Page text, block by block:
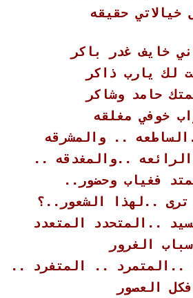
خيالاتي حقيقه
خايف غدر باكر
لك يارب ذاكر
حامد وشاكر
خوفي مغلقه
.. والمشرقه
..والمغدقه ..
فغياب وحضور..
ترى ..لهذا الشعور..؟
..المتحدد المتعدد
أسباب الغرور
..المتمرد .. المتفرد ..
فكل العصور